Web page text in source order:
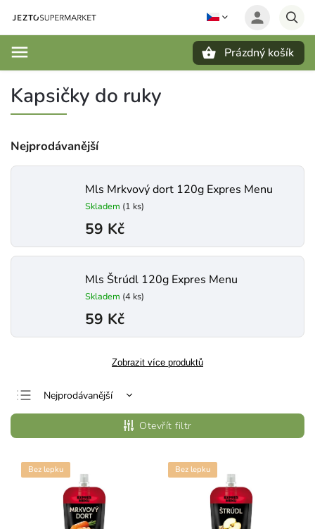
Prázdný košík
Kapsičky do ruky
Nejprodávanější
Mls Mrkvový dort 120g Expres Menu
Skladem (1 ks)
59 Kč
Mls Štrúdl 120g Expres Menu
Skladem (4 ks)
59 Kč
Zobrazit více produktů
Nejprodávanější
Nejlevnější
Nejdražší
Abecedně
Otevřít filtr
Bez lepku Bez lepku